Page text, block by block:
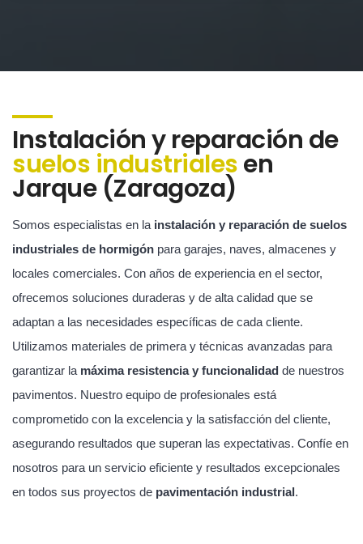
Instalación y reparación de
suelos industrialesen
Jarque (Zaragoza)
Somos especialistas en la instalación y reparación de suelos
industriales de hormigón para garajes, naves, almacenes y
locales comerciales. Con años de experiencia en el sector,
ofrecemos soluciones duraderas y de alta calidad que se
adaptan a las necesidades específicas de cada cliente.
Utilizamos materiales de primera y técnicas avanzadas para
garantizar la máxima resistencia y funcionalidad de nuestros
pavimentos. Nuestro equipo de profesionales está
comprometido con la excelencia y la satisfacción del cliente,
asegurando resultados que superan las expectativas. Confíe en
nosotros para un servicio eficiente y resultados excepcionales
en todos sus proyectos de pavimentación industrial.